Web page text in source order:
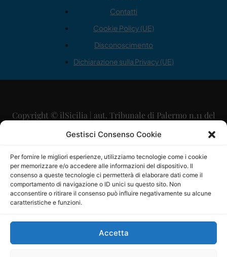
Gestisci Consenso Cookie
Per fornire le migliori esperienze, utilizziamo tecnologie come i cookie
per memorizzare e/o accedere alle informazioni del dispositivo. Il
consenso a queste tecnologie ci permetterà di elaborare dati come il
comportamento di navigazione o ID unici su questo sito. Non
acconsentire o ritirare il consenso può influire negativamente su alcune
caratteristiche e funzioni.
Accetta
Contatti
Cookie Policy (UE)
Disconoscimento
Dichiarazione sulla Privacy (UE)
Copyright © ilSicilia | aut. Tribunale di Palermo n.11 del
29/09/2015
Direttore Editoriale: Maurizio Scaglione
Direttore Responsabile: Maria Calabrese
P.IVA: 06334930820
Mercurio Comunicazione Società Cooperativa a r.l. è